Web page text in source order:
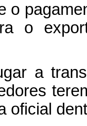
o
o
a
oficial